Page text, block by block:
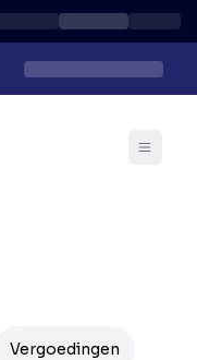
Vergoedingen